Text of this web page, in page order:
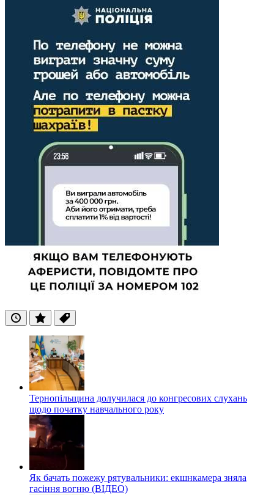
ОстанніПопулярні
Теги
Тернопільщина долучилася до конгресових слухань
щодо початку навчального року
Як бачать пожежу рятувальники: екшнкамера зняла
гасіння вогню (ВІДЕО)